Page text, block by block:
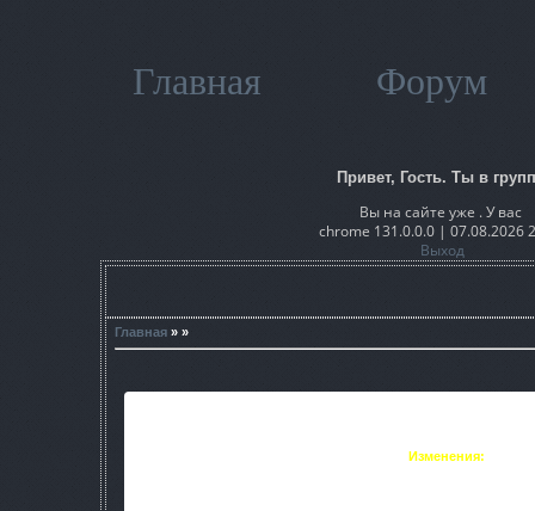
Главная Форум
Привет, Гость. Ты в
Вы на сайте уже . У вас
chrome 131.0.0.0 | 07.08.2026
Выход
Главная » »
Изменения: